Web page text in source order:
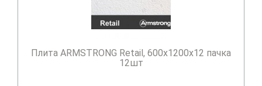
Плита ARMSTRONG Retail, 600х1200х12 пачка
12шт